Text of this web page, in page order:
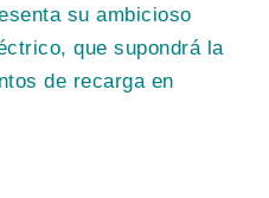
su ambicioso
que supondrá la
de recarga en